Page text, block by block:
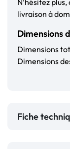
livraison à
Dimensions
Dimensions
Dimensions
Fiche